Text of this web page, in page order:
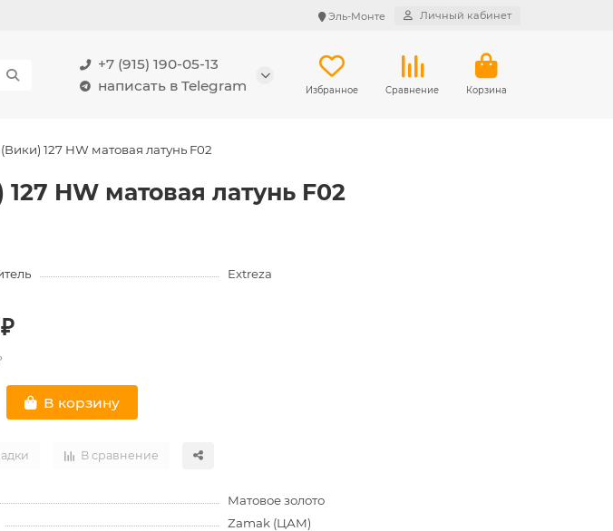
Эль-Монте Личный кабинет
+7 (915) 190-05-13
написать в Telegram
Избранное Сравнение Корзина
127 HW матовая латунь F02
HW матовая латунь F02
Extreza
В корзину
В сравнение
Матовое золото
Zamak (ЦАМ)